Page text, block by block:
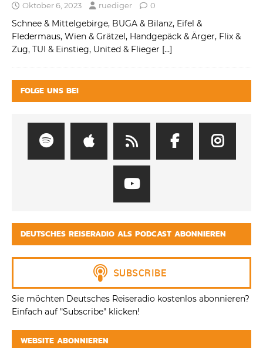
Oktober 6, 2023 ruediger 0
Schnee & Mittelgebirge, BUGA & Bilanz, Eifel &
Fledermaus, Wien & Grätzel, Handgepäck & Ärger, Flix &
Zug, TUI & Einstieg, United & Flieger […]
FOLGE UNS BEI
DEUTSCHES REISERADIO ALS PODCAST ABONNIEREN
Sie möchten Deutsches Reiseradio kostenlos abonnieren?
Einfach auf "Subscribe" klicken!
WEBSITE ABONNIEREN